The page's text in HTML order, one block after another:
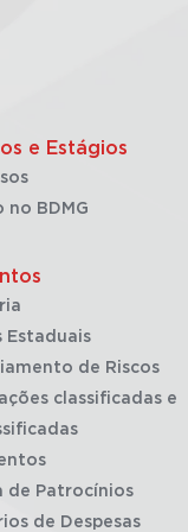
e Estágios
no BDMG
Estaduais
de Riscos
classificadas e
de Patrocínios
de Despesas